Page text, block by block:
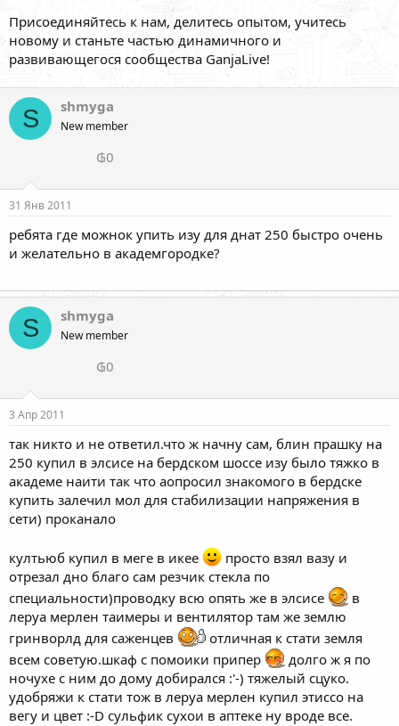
Присоединяйтесь к нам, делитесь опытом, учитесь
новому и станьте частью динамичного и
развивающегося сообщества GanjaLive!
S shmyga
New member
₲0
31 Янв 2011
ребята где можнок упить изу для днат 250 быстро очень
и желательно в академгородке?
S shmyga
New member
₲0
3 Апр 2011
так никто и не ответил.что ж начну сам, блин прашку на
250 купил в элсисе на бердском шоссе изу было тяжко в
академе наити так что аопросил знакомого в бердске
купить залечил мол для стабилизации напряжения в
сети) проканало
култьюб купил в меге в икее
просто взял вазу и
отрезал дно благо сам резчик стекла по
специальности)проводку всю опять же в элсисе
в
леруа мерлен таимеры и вентилятор там же землю
гринворлд для саженцев
отличная к стати земля
всем советую.шкаф с помоики припер
долго ж я по
ночухе с ним до дому добирался :'-) тяжелый сцуко.
удобряжи к стати тож в леруа мерлен купил этиссо на
вегу и цвет :-D сульфик сухои в аптеке ну вроде все.